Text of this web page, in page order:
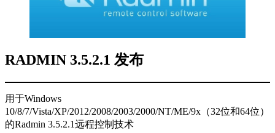
RADMIN 3.5.2.1 发布
用于Windows
10/8/7/Vista/XP/2012/2008/2003/2000/NT/ME/9x（32位和64位）
的Radmin 3.5.2.1远程控制技术